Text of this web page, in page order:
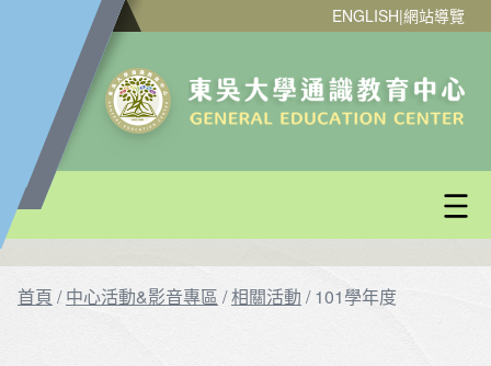
ENGLISH|網站導覽
首頁 /中心活動&影音專區 /相關活動 /101學年度